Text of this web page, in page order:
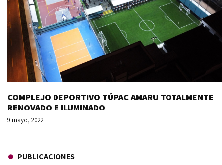
COMPLEJO DEPORTIVO TÚPAC AMARU TOTALMENTE
RENOVADO E ILUMINADO
9 mayo, 2022
PUBLICACIONES